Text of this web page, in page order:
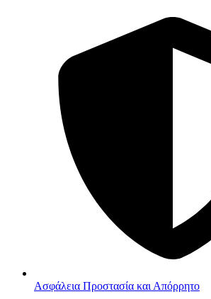
Ασφάλεια Προστασία και Απόρρητο